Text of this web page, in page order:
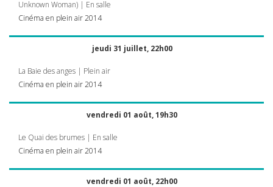
Unknown Woman) | En salle
Cinéma en plein air 2014
jeudi 31 juillet, 22h00
La Baie des anges | Plein air
Cinéma en plein air 2014
vendredi 01 août, 19h30
Le Quai des brumes | En salle
Cinéma en plein air 2014
vendredi 01 août, 22h00